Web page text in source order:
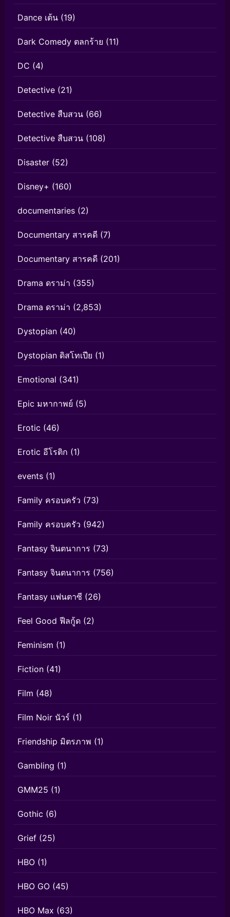
Dance เต้น (19)
Dark Comedy ตลกร้าย (11)
DC (4)
Detective (21)
Detective สืบสวน (66)
Detective สืบสวน (108)
Disaster (52)
Disney+ (160)
documentaries (2)
Documentary สารคดี (7)
Documentary สารคดี (201)
Drama ดราม่า (355)
Drama ดราม่า (2,853)
Dystopian (40)
Dystopian ดิสโทเปีย (1)
Emotional (341)
Epic มหากาพย์ (5)
Erotic (46)
Erotic อีโรติก (1)
events (1)
Family ครอบครัว (73)
Family ครอบครัว (942)
Fantasy จินตนาการ (73)
Fantasy จินตนาการ (756)
Fantasy แฟนตาซี (26)
Feel Good ฟีลกู้ด (2)
Feminism (1)
Fiction (41)
Film (48)
Film Noir นัวร์ (1)
Friendship มิตรภาพ (1)
Gambling (1)
GMM25 (1)
Gothic (6)
Grief (25)
HBO (1)
HBO GO (45)
HBO Max (63)